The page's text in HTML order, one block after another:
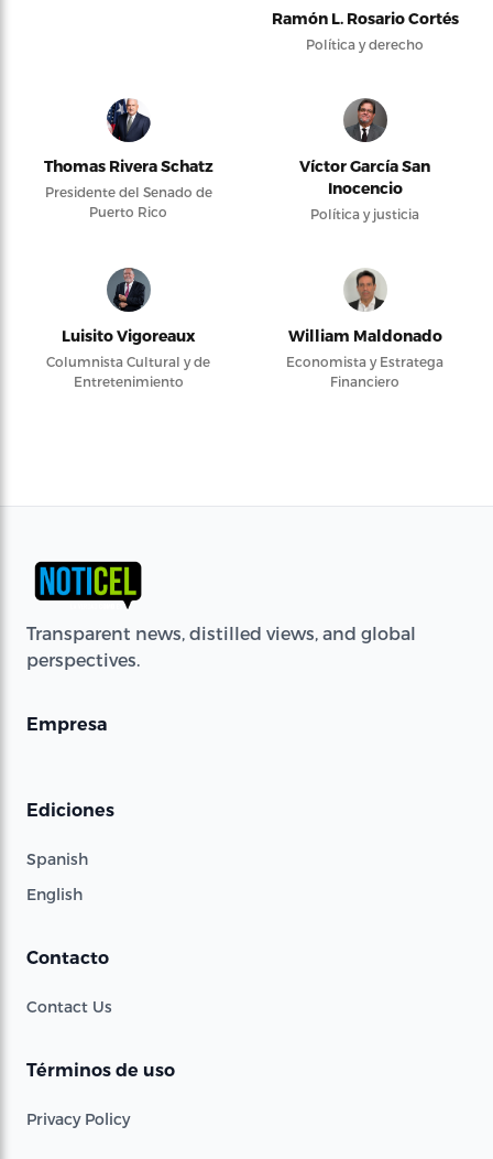
Ramón L. Rosario Cortés
Política y derecho
Thomas Rivera Schatz
Presidente del Senado de
Puerto Rico
Víctor García San
Inocencio
Política y justicia
Luisito Vigoreaux
Columnista Cultural y de
Entretenimiento
William Maldonado
Economista y Estratega
Financiero
Transparent news, distilled views, and global
perspectives.
Empresa
Ediciones
Spanish
English
Contacto
Contact Us
Términos de uso
Privacy Policy